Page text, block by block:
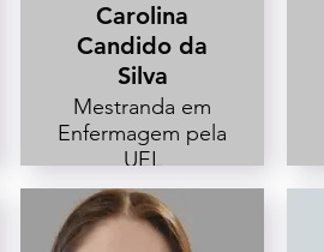
Carolina
Candido da
Silva
Mestranda em
Enfermagem pela
UEL
Enfermeira no
Núcleo de
Segurança do